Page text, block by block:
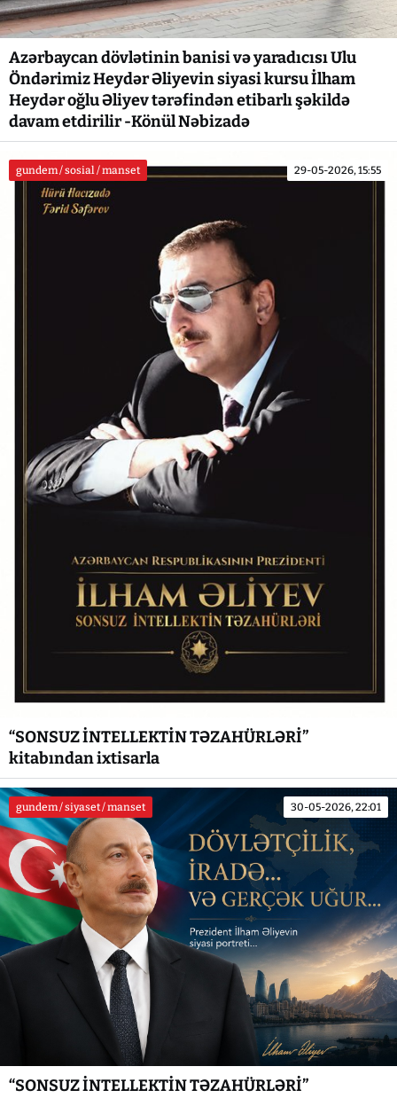
Azərbaycan dövlətinin banisi və yaradıcısı Ulu
Öndərimiz Heydər Əliyevin siyasi kursu İlham
Heydər oğlu Əliyev tərəfindən etibarlı şəkildə
davam etdirilir -Könül Nəbizadə
gundem / sosial / manset 29-05-2026, 15:55
“SONSUZ İNTELLEKTİN TƏZAHÜRLƏRİ”
kitabından ixtisarla
gundem / siyaset / manset 30-05-2026, 22:01
“SONSUZ İNTELLEKTİN TƏZAHÜRLƏRİ”